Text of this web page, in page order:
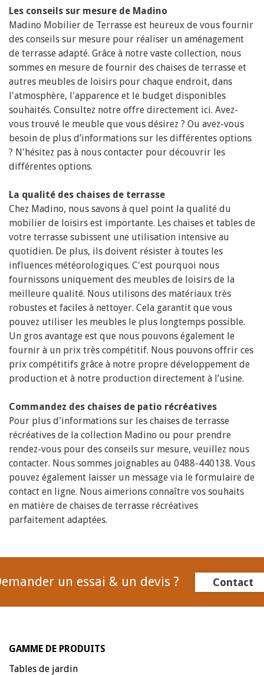
Les conseils sur mesure de Madino
Madino Mobilier de Terrasse est heureux de vous fournir
des conseils sur mesure pour réaliser un aménagement
de terrasse adapté. Grâce à notre vaste collection, nous
sommes en mesure de fournir des chaises de terrasse et
autres meubles de loisirs pour chaque endroit, dans
l'atmosphère, l'apparence et le budget disponibles
souhaités. Consultez notre offre directement ici. Avez-
vous trouvé le meuble que vous désirez ? Ou avez-vous
besoin de plus d’informations sur les différentes options
? N'hésitez pas à nous contacter pour découvrir les
différentes options.
La qualité des chaises de terrasse
Chez Madino, nous savons à quel point la qualité du
mobilier de loisirs est importante. Les chaises et tables de
votre terrasse subissent une utilisation intensive au
quotidien. De plus, ils doivent résister à toutes les
influences météorologiques. C'est pourquoi nous
fournissons uniquement des meubles de loisirs de la
meilleure qualité. Nous utilisons des matériaux très
robustes et faciles à nettoyer. Cela garantit que vous
pouvez utiliser les meubles le plus longtemps possible.
Un gros avantage est que nous pouvons également le
fournir à un prix très compétitif. Nous pouvons offrir ces
prix compétitifs grâce à notre propre développement de
production et à notre production directement à l’usine.
Commandez des chaises de patio récréatives
Pour plus d'informations sur les chaises de terrasse
récréatives de la collection Madino ou pour prendre
rendez-vous pour des conseils sur mesure, veuillez nous
contacter. Nous sommes joignables au 0488-440138. Vous
pouvez également laisser un message via le formulaire de
contact en ligne. Nous aimerions connaître vos souhaits
en matière de chaises de terrasse récréatives
parfaitement adaptées.
un essai & un devis ? Contact
GAMME DE PRODUITS
Tables de jardin